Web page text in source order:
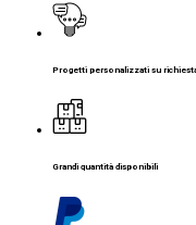
Progetti personalizzati su
Grandi quantità disponibili